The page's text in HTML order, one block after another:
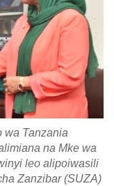
wa Tanzania
na Mke wa
leo alipoiwasili
Zanzibar (SUZA)